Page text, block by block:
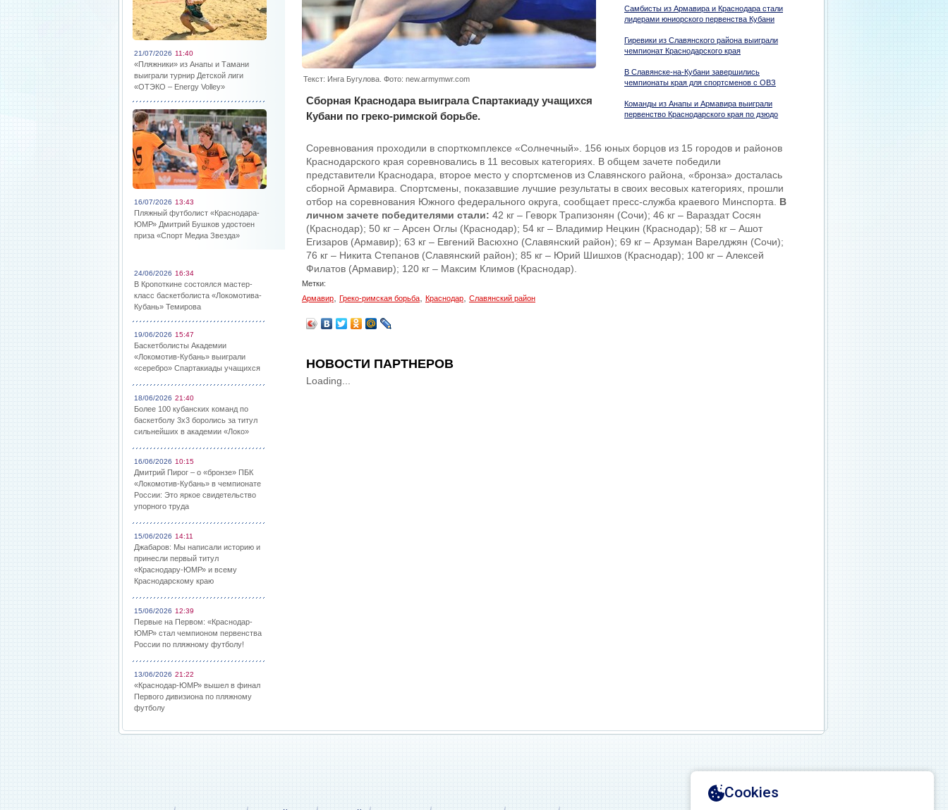
21/07/2026 11:40
«Пляжники» из Анапы и Тамани
выиграли турнир Детской лиги
«ОТЭКО – Energy Volley»
16/07/2026 13:43
Пляжный футболист «Краснодара-
ЮМР» Дмитрий Бушков удостоен
приза «Спорт Медиа Звезда»
24/06/2026 16:34
В Кропоткине состоялся мастер-
класс баскетболиста «Локомотива-
Кубань» Темирова
19/06/2026 15:47
Баскетболисты Академии
«Локомотив-Кубань» выиграли
«серебро» Спартакиады учащихся
18/06/2026 21:40
Более 100 кубанских команд по
баскетболу 3х3 боролись за титул
сильнейших в академии «Локо»
16/06/2026 10:15
Дмитрий Пирог – о «бронзе» ПБК
«Локомотив-Кубань» в чемпионате
России: Это яркое свидетельство
упорного труда
15/06/2026 14:11
Джабаров: Мы написали историю и
принесли первый титул
«Краснодару-ЮМР» и всему
Краснодарскому краю
15/06/2026 12:39
Первые на Первом: «Краснодар-
ЮМР» стал чемпионом первенства
России по пляжному футболу!
13/06/2026 21:22
«Краснодар-ЮМР» вышел в финал
Первого дивизиона по пляжному
футболу
Самбисты из Армавира и Краснодара стали
лидерами юниорского первенства Кубани
Гиревики из Славянского района выиграли
чемпионат Краснодарского края
В Славянске-на-Кубани завершились
чемпионаты края для спортсменов с ОВЗ
Команды из Анапы и Армавира выиграли
первенство Краснодарского края по дзюдо
Текст: Инга Бугулова. Фото: new.armymwr.com
Сборная Краснодара выиграла Спартакиаду учащихся
Кубани по греко-римской борьбе.
Соревнования проходили в спорткомплексе «Солнечный». 156 юных борцов из 15 городов и районов
Краснодарского края соревновались в 11 весовых категориях. В общем зачете победили
представители Краснодара, второе место у спортсменов из Славянского района, «бронза» досталась
сборной Армавира. Спортсмены, показавшие лучшие результаты в своих весовых категориях, прошли
отбор на соревнования Южного федерального округа, сообщает пресс-служба краевого Минспорта. В
личном зачете победителями стали: 42 кг – Геворк Трапизонян (Сочи); 46 кг – Вараздат Сосян
(Краснодар); 50 кг – Арсен Оглы (Краснодар); 54 кг – Владимир Нецкин (Краснодар); 58 кг – Ашот
Егизаров (Армавир); 63 кг – Евгений Васюхно (Славянский район); 69 кг – Арзуман Варелджян (Сочи);
76 кг – Никита Степанов (Славянский район); 85 кг – Юрий Шишхов (Краснодар); 100 кг – Алексей
Филатов (Армавир); 120 кг – Максим Климов (Краснодар).
Метки:
Армавир
Греко-римская борьба Краснодар Славянский район
НОВОСТИ ПАРТНЕРОВ
Loading...